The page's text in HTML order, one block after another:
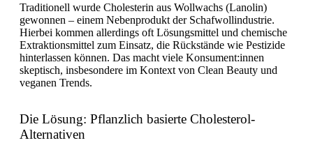
Traditionell wurde Cholesterin aus Wollwachs (Lanolin)
gewonnen – einem Nebenprodukt der Schafwollindustrie.
Hierbei kommen allerdings oft Lösungsmittel und chemische
Extraktionsmittel zum Einsatz, die Rückstände wie Pestizide
hinterlassen können. Das macht viele Konsument:innen
skeptisch, insbesondere im Kontext von Clean Beauty und
veganen Trends.
Die Lösung: Pflanzlich basierte Cholesterol-
Alternativen